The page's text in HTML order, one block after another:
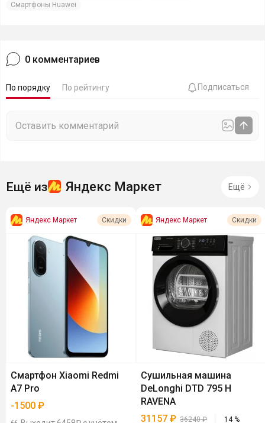
Смартфоны Huawei
0 комментариев
По порядку По рейтингу Подписаться
Ещё из Яндекс Маркет Ещё
Яндекс Маркет Скидки
Смартфон Xiaomi Redmi
A7 Pro
-1500 ₽
Яндекс Маркет Скидки
Сушильная машина
DeLonghi DTD 795 H
RAVENA
31157 ₽ 36240₽ 14%